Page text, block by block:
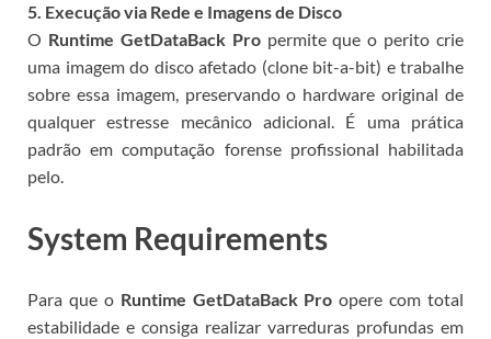
5. Execução via Rede e Imagens de Disco
O Runtime GetDataBack Propermite que o perito crie
uma imagem do disco afetado (clone bit-a-bit) e trabalhe
sobre essa imagem, preservando o hardware original de
qualquer estresse mecânico adicional. É uma prática
padrão em computação forense profissional habilitada
pelo.
System Requirements
Para que o Runtime GetDataBack Pro opere com total
estabilidade e consiga realizar varreduras profundas em